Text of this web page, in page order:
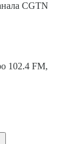
СGTN
102.4 FM,